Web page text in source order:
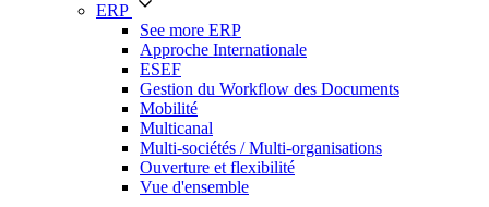
ERP
See more ERP
Approche Internationale
ESEF
Gestion du Workflow des Documents
Mobilité
Multicanal
Multi-sociétés / Multi-organisations
Ouverture et flexibilité
Vue d'ensemble